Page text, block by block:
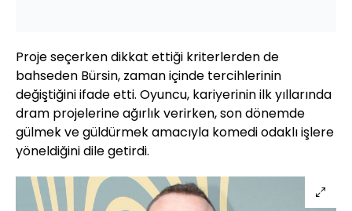
Proje seçerken dikkat ettiği kriterlerden de
bahseden Bürsin, zaman içinde tercihlerinin
değiştiğini ifade etti. Oyuncu, kariyerinin ilk yıllarında
dram projelerine ağırlık verirken, son dönemde
gülmek ve güldürmek amacıyla komedi odaklı işlere
yöneldiğini dile getirdi.